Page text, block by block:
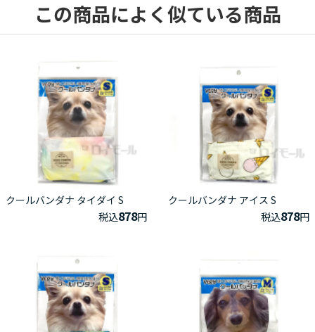
この商品によく似ている商品
クールバンダナ タイダイ S
税込878円
クールバンダナ アイス S
税込878円